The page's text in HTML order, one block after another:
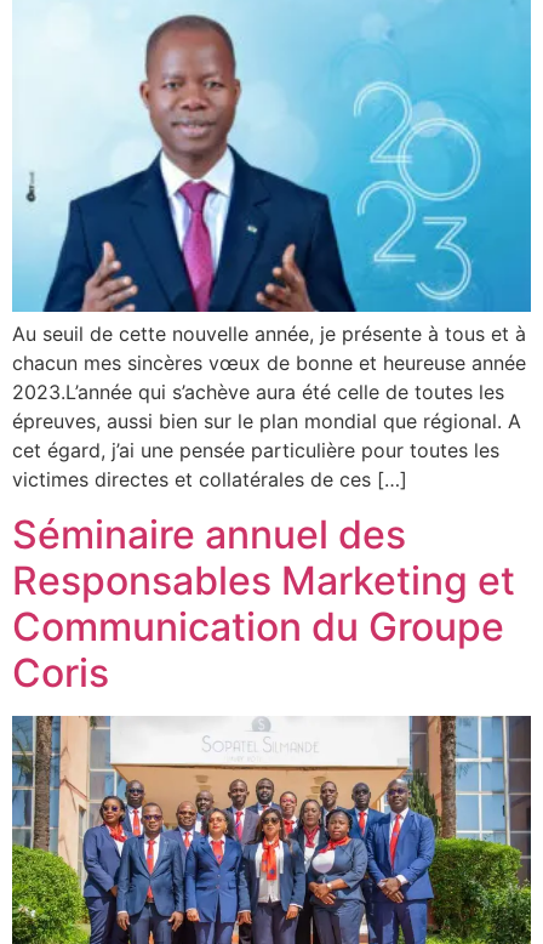
Au seuil de cette nouvelle année, je présente à tous et à
chacun mes sincères vœux de bonne et heureuse année
2023.L’année qui s’achève aura été celle de toutes les
épreuves, aussi bien sur le plan mondial que régional. A
cet égard, j’ai une pensée particulière pour toutes les
victimes directes et collatérales de ces […]
Séminaire annuel des
Responsables Marketing et
Communication du Groupe
Coris